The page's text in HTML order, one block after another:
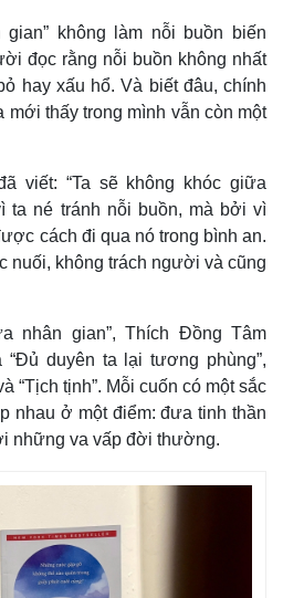
gian” không làm nỗi buồn biến
đọc rằng nỗi buồn không nhất
hay xấu hổ. Và biết đâu, chính
mới thấy trong mình vẫn còn một
viết: “Ta sẽ không khóc giữa
ta né tránh nỗi buồn, mà bởi vì
cách đi qua nó trong bình an.
nuối, không trách người và cũng
nhân gian”, Thích Đồng Tâm
duyên ta lại tương phùng”,
“Tịch tịnh”. Mỗi cuốn có một sắc
nhau ở một điểm: đưa tinh thần
những va vấp đời thường.